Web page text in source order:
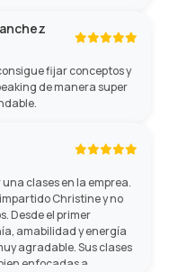
fijar conceptos y
de manera super
clases en la emprea.
Christine y no
Desde el primer
amabilidad y energía
agradable. Sus clases
enfocadas a